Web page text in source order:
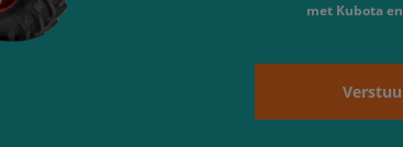
met Kubota